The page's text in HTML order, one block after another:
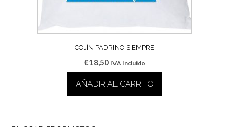
COJÍN PADRINO SIEMPRE
€18,50 IVA Incluido
AÑADIR AL CARRITO